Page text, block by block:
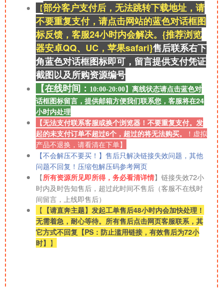
【部分客户支付后，无法跳转下载地址，请
不要重复支付，请点击网站的蓝色对话框图
标反馈，客服24小时内会解决。{推荐浏览
器安卓QQ、UC，苹果safari}售后联系右下
角蓝色对话框图标即可，留言提供支付凭证
截图以及所购资源编号
【在线时间： 10:00-20:00】 离线状态请点击蓝色对
话框图标留言，提供邮箱方便我们联系您，客服将在24
小时内处理
【无法支付联系客服或换个浏览器！不要重复支付。发
起的未支付订单不超过6个，超过的将无法购买。
！ 虚拟
产品不退换，请看清在下单】
【不会解压不要买！】售后只解决链接失效问题，其他
问题不回复！压缩包解压码参考网页
【所有资源所见即所得，务必看清详情】链接失效72小
时内及时告知售后，超过此时间不售后（客服不在线时
间留言，上线即售后）
【 【请直奔主题】发起工单售后48小时内会加快处理！
无需着急，耐心等待。所有售后点击网页客服联系，其
它方式不回复【PS：防止滥用链接，有效售后为72小
时】 】